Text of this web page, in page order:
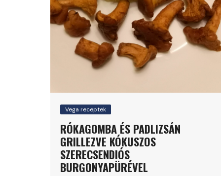
Vega receptek
RÓKAGOMBA ÉS PADLIZSÁN
GRILLEZVE KÓKUSZOS
SZERECSENDIÓS
BURGONYAPÜRÉVEL